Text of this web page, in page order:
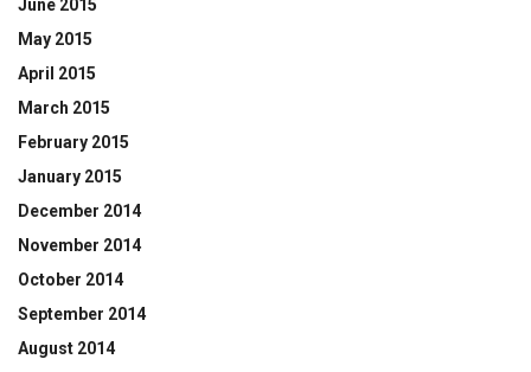
June 2015
May 2015
April 2015
March 2015
February 2015
January 2015
December 2014
November 2014
October 2014
September 2014
August 2014